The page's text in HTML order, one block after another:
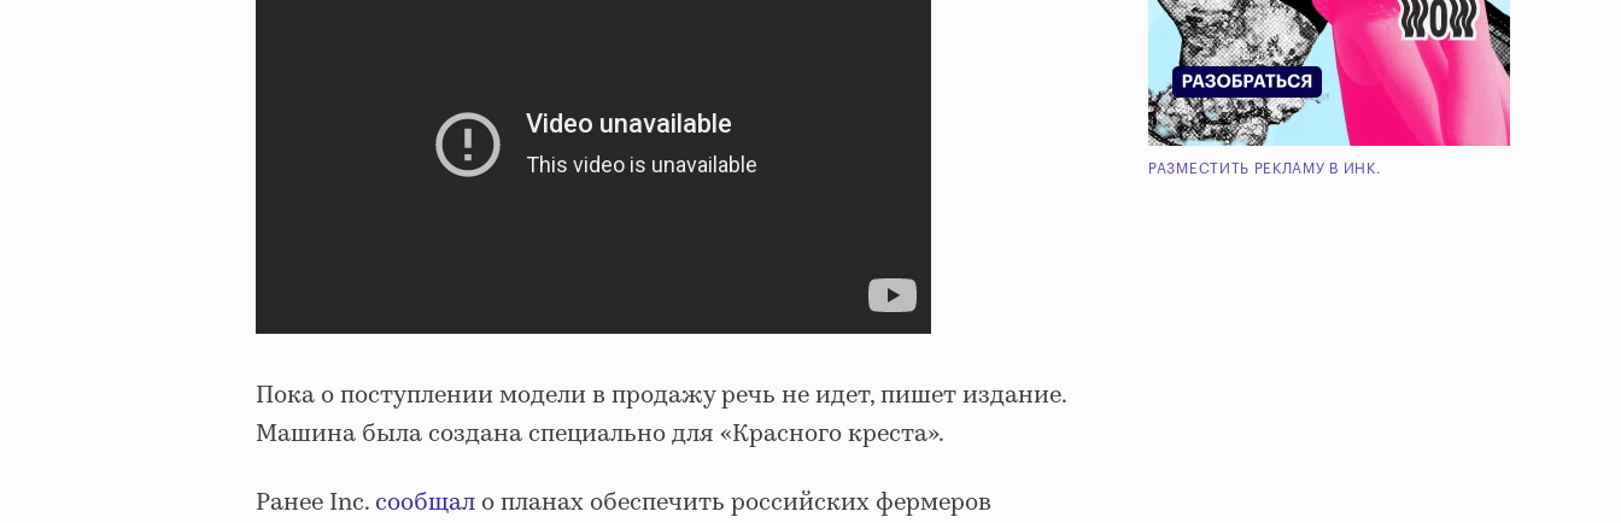
Пока о поступлении модели в продажу речь не идет, пишет издание.
Машина была создана специально для «Красного креста».
Ранее Inc. сообщал о планах обеспечить российских фермеров
РАЗМЕСТИТЬ РЕКЛАМУ В ИНК.